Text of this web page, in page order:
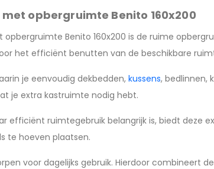
opbergruimte Benito 160x200
Benito 160x200 is de ruime
het efficiënt benutten van de beschikbare
je eenvoudig dekbedden, kussens, bedlinnen,
je extra kastruimte nodig hebt.
efficiënt ruimtegebruik belangrijk is, biedt deze
te hoeven plaatsen.
voor dagelijks gebruik. Hierdoor combineert